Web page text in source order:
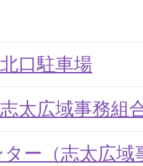
口駐車場
太広域事務組
ー（志太広域